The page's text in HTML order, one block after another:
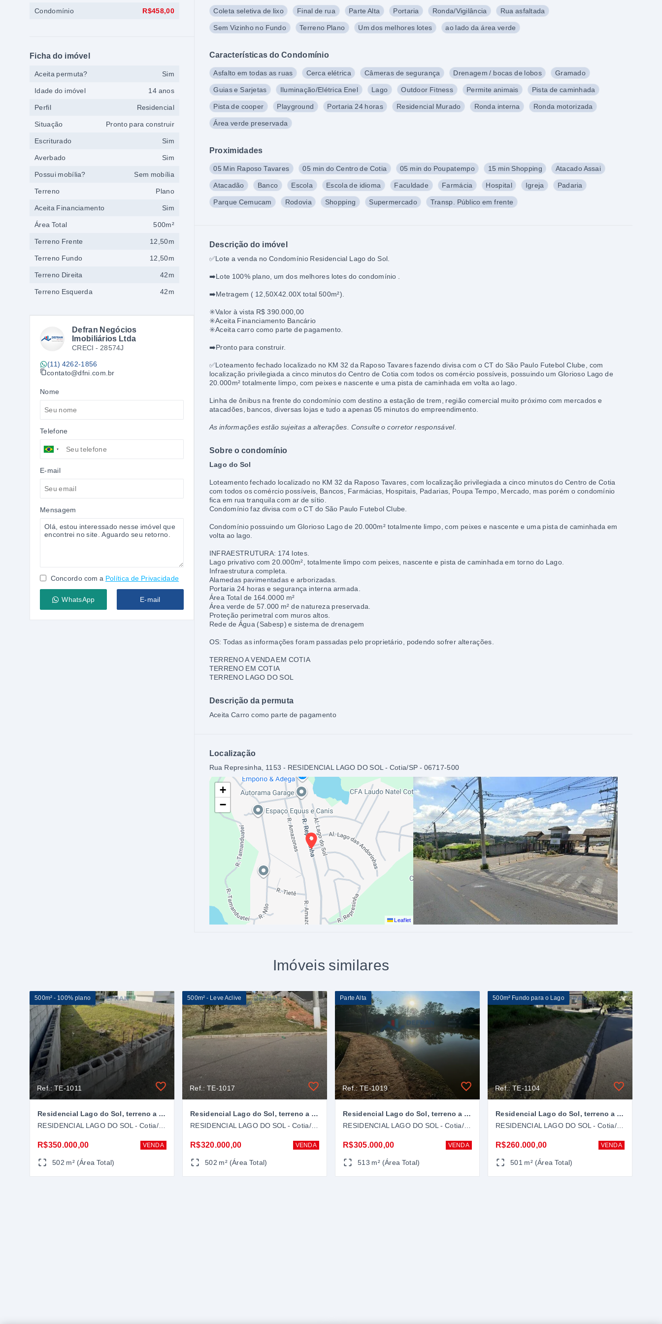
Coleta seletiva de lixo Final de rua Parte Alta Portaria Ronda/Vigilância Rua asfaltada
Sem Vizinho no Fundo Terreno Plano Um dos melhores lotes ao lado da área verde
Características do Condomínio
Asfalto em todas as ruas Cerca elétrica Câmeras de segurança Drenagem / bocas de lobos Gramado
Guias e Sarjetas Iluminação/Elétrica Enel Lago Outdoor Fitness Permite animais Pista de caminhada
Pista de cooper Playground Portaria 24 horas Residencial Murado Ronda interna Ronda motorizada
Área verde preservada
Proximidades
05 Min Raposo Tavares 05 min do Centro de Cotia 05 min do Poupatempo 15 min Shopping Atacado Assai
Atacadão Banco Escola Escola de idioma Faculdade Farmácia Hospital Igreja Padaria
Parque Cemucam Rodovia Shopping Supermercado Transp. Público em frente
Descrição do imóvel
✅Lote a venda no Condomínio Residencial Lago do Sol.
➡️Lote 100% plano, um dos melhores lotes do condomínio .
➡️Metragem ( 12,50X42.00X total 500m²).
✳️Valor à vista R$ 390.000,00
✳️Aceita Financiamento Bancário
✳️Aceita carro como parte de pagamento.
➡️Pronto para construir.
✅Loteamento fechado localizado no KM 32 da Raposo Tavares fazendo divisa com o CT do São Paulo Futebol Clube, com
localização privilegiada a cinco minutos do Centro de Cotia com todos os comércio possíveis, possuindo um Glorioso Lago de
20.000m² totalmente limpo, com peixes e nascente e uma pista de caminhada em volta ao lago.
Linha de ônibus na frente do condomínio com destino a estação de trem, região comercial muito próximo com mercados e
atacadões, bancos, diversas lojas e tudo a apenas 05 minutos do empreendimento.
As informações estão sujeitas a alterações. Consulte o corretor responsável.
Sobre o condomínio
Lago do Sol
Loteamento fechado localizado no KM 32 da Raposo Tavares, com localização privilegiada a cinco minutos do Centro de Cotia
com todos os comércio possíveis, Bancos, Farmácias, Hospitais, Padarias, Poupa Tempo, Mercado, mas porém o condomínio
fica em rua tranquila com ar de sítio.
Condomínio faz divisa com o CT do São Paulo Futebol Clube.
Condomínio possuindo um Glorioso Lago de 20.000m² totalmente limpo, com peixes e nascente e uma pista de caminhada em
volta ao lago.
INFRAESTRUTURA: 174 lotes.
Lago privativo com 20.000m², totalmente limpo com peixes, nascente e pista de caminhada em torno do Lago.
Infraestrutura completa.
Alamedas pavimentadas e arborizadas.
Portaria 24 horas e segurança interna armada.
Área Total de 164.0000 m²
Área verde de 57.000 m² de natureza preservada.
Proteção perimetral com muros altos.
Rede de Água (Sabesp) e sistema de drenagem
OS: Todas as informações foram passadas pelo proprietário, podendo sofrer alterações.
TERRENO A VENDA EM COTIA
TERRENO EM COTIA
TERRENO LAGO DO SOL
Descrição da permuta
Aceita Carro como parte de pagamento
Localização
Rua Represinha, 1153 - RESIDENCIAL LAGO DO SOL - Cotia/SP - 06717-500
+
−
Leaflet
Condomínio R$458,00
Ficha do imóvel
Aceita permuta? Sim
Idade do imóvel 14 anos
Perfil Residencial
Situação Pronto para construir
Escriturado Sim
Averbado Sim
Possui mobília? Sem mobília
Terreno Plano
Aceita Financiamento Sim
Área Total 500m²
Terreno Frente 12,50m
Terreno Fundo 12,50m
Terreno Direita 42m
Terreno Esquerda 42m
Defran Negócios
Imobiliários Ltda
CRECI - 28574J
(11) 4262-1856
contato@dfni.com.br
Nome
Telefone
E-mail
Mensagem
Concordo com a Política de Privacidade
WhatsApp E-mail
Imóveis similares
500m² - 100% plano
Ref.: TE-1011
Residencial Lago do Sol, terreno a venda me Cotia-SP
RESIDENCIAL LAGO DO SOL - Cotia/SP
R$350.000,00 VENDA
502 m² (Área Total)
500m² - Leve Aclive
Ref.: TE-1017
Residencial Lago do Sol, terreno a venda me Cotia-SP
RESIDENCIAL LAGO DO SOL - Cotia/SP
R$320.000,00 VENDA
502 m² (Área Total)
Parte Alta
Ref.: TE-1019
Residencial Lago do Sol, terreno a venda me Cotia-SP
RESIDENCIAL LAGO DO SOL - Cotia/SP
R$305.000,00 VENDA
513 m² (Área Total)
500m² Fundo para o Lago
Ref.: TE-1104
Residencial Lago do Sol, terreno a venda em Cotia-SP
RESIDENCIAL LAGO DO SOL - Cotia/SP
R$260.000,00 VENDA
501 m² (Área Total)